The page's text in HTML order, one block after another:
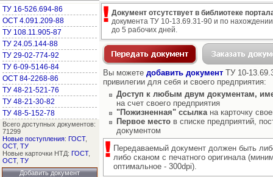
ТУ 16-526.694-86
ОСТ 4.091.209-88
ТУ 108.11.905-87
ТУ 24.05.144-88
ТУ 29-02-774-92
ТУ 6-09-5146-84
ОСТ 84-2268-86
ТУ 48-21-521-76
ТУ 48-21-30-82
ТУ 48-5-152-78
Всего доступных документов:
71299
Новые поступления: ГОСТ,
ОСТ, ТУ
Новые карточки НТД: ГОСТ,
ОСТ, ТУ
Добавить документ
Документ отсутствует в библиотеке
документа ТУ 10-13.69.31-90 и по
до 5 рабочих дней.
Вы можете добавить документ ТУ 10-
привилегии для себя и своего предприятия:
Доступ к любым двум документам,
на счет своего предприятия
"Пожизненная" ссылкана карточку
Первое место в списке предприятий,
документом
Передаваемый документ должен быть
либо сканом с печатного оригинала
оптимальное - 300dpi).